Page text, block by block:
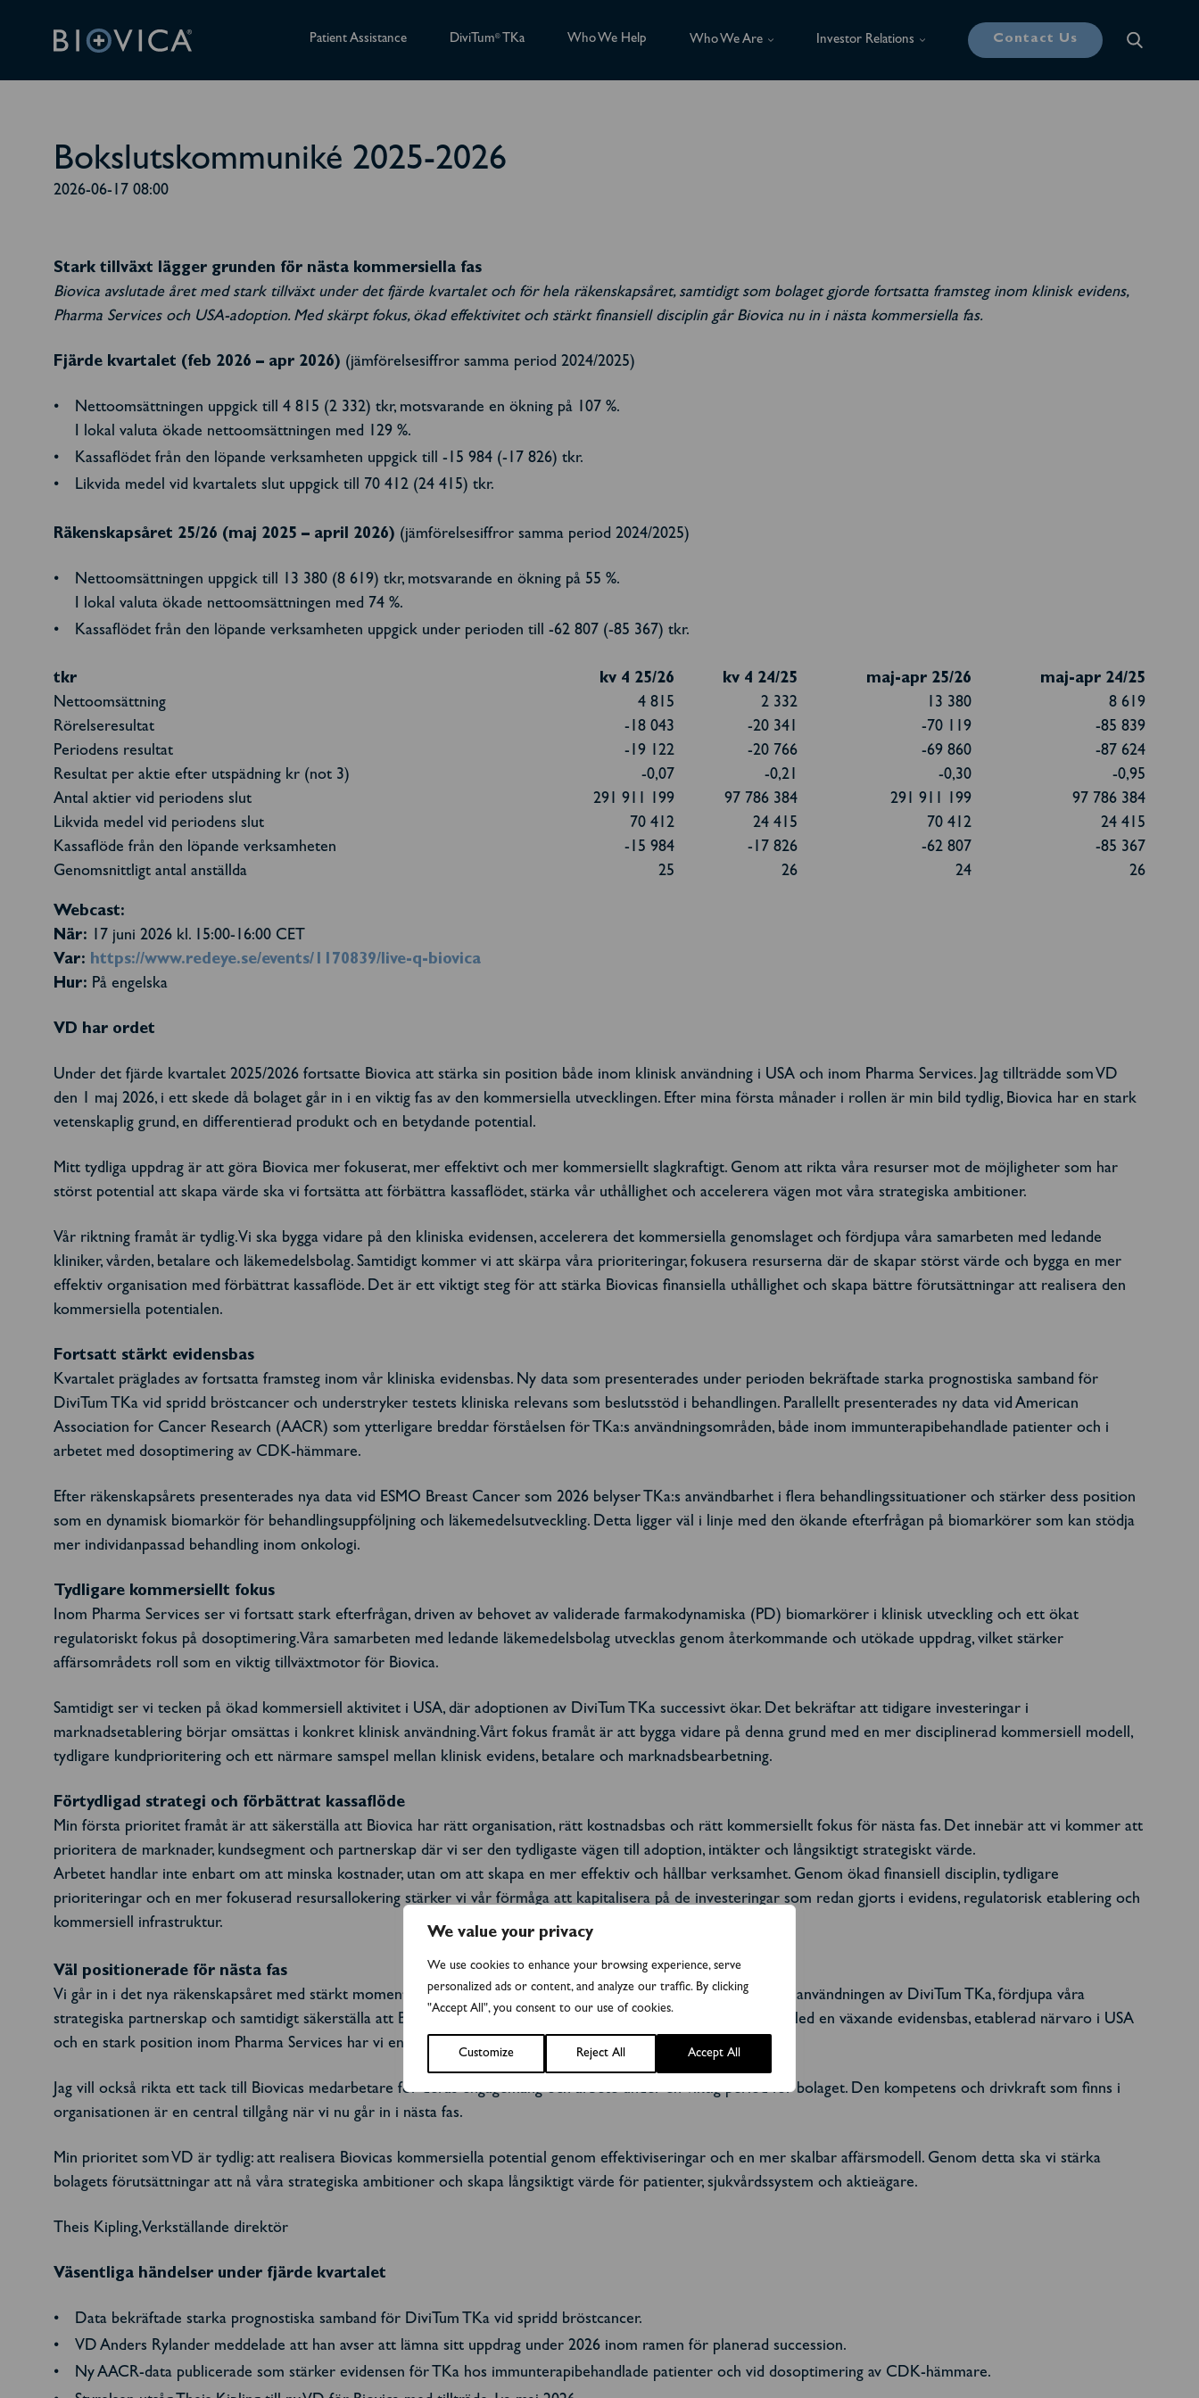
We value your privacy
We use cookies to enhance your browsing experience, serve
personalized ads or content, and analyze our traffic. By clicking
"Accept All", you consent to our use of cookies.
Customize Reject All Accept All
Patient Assistance DiviTum® TKa Who We Help Who We Are Investor Relations Contact Us
Bokslutskommuniké 2025-2026
2026-06-17 08:00
Stark tillväxt lägger grunden för nästa kommersiella fas
Biovica avslutade året med stark tillväxt under det fjärde kvartalet och för hela räkenskapsåret, samtidigt som bolaget gjorde fortsatta framsteg inom klinisk evidens,
Pharma Services och USA-adoption. Med skärpt fokus, ökad effektivitet och stärkt finansiell disciplin går Biovica nu in i nästa kommersiella fas.
Fjärde kvartalet (feb 2026 – apr 2026) (jämförelsesiffror samma period 2024/2025)
Nettoomsättningen uppgick till 4 815 (2 332) tkr, motsvarande en ökning på 107 %.
I lokal valuta ökade nettoomsättningen med 129 %.
Kassaflödet från den löpande verksamheten uppgick till -15 984 (-17 826) tkr.
Likvida medel vid kvartalets slut uppgick till 70 412 (24 415) tkr.
Räkenskapsåret 25/26 (maj 2025 – april 2026) (jämförelsesiffror samma period 2024/2025)
Nettoomsättningen uppgick till 13 380 (8 619) tkr, motsvarande en ökning på 55 %.
I lokal valuta ökade nettoomsättningen med 74 %.
Kassaflödet från den löpande verksamheten uppgick under perioden till -62 807 (-85 367) tkr.
tkr kv 4 25/26 kv 4 24/25 maj-apr 25/26
maj-apr 24/25
Nettoomsättning
4 815 2 332 13 380
8 619
Rörelseresultat
-18 043 -20 341 -70 119
-85 839
Periodens resultat
-19 122 -20 766 -69 860
-87 624
Resultat per aktie efter utspädning kr (not 3)
-0,07 -0,21 -0,30
-0,95
Antal aktier vid periodens slut
291 911 199 97 786 384 291 911 199
97 786 384
Likvida medel vid periodens slut
70 412 24 415 70 412
24 415
Kassaflöde från den löpande verksamheten
-15 984 -17 826 -62 807
-85 367
Genomsnittligt antal anställda
25 26 24 26
Webcast:
När: 17 juni 2026 kl. 15:00-16:00 CET
Var: https://www.redeye.se/events/1170839/live-q-biovica
Hur: På engelska
VD har ordet
Under det fjärde kvartalet 2025/2026 fortsatte Biovica att stärka sin position både inom klinisk användning i USA och inom Pharma Services. Jag tillträdde som VD
den 1 maj 2026, i ett skede då bolaget går in i en viktig fas av den kommersiella utvecklingen. Efter mina första månader i rollen är min bild tydlig, Biovica har en stark
vetenskaplig grund, en differentierad produkt och en betydande potential.
Mitt tydliga uppdrag är att göra Biovica mer fokuserat, mer effektivt och mer kommersiellt slagkraftigt. Genom att rikta våra resurser mot de möjligheter som har
störst potential att skapa värde ska vi fortsätta att förbättra kassaflödet, stärka vår uthållighet och accelerera vägen mot våra strategiska ambitioner.
Vår riktning framåt är tydlig. Vi ska bygga vidare på den kliniska evidensen, accelerera det kommersiella genomslaget och fördjupa våra samarbeten med ledande
kliniker, vården, betalare och läkemedelsbolag. Samtidigt kommer vi att skärpa våra prioriteringar, fokusera resurserna där de skapar störst värde och bygga en mer
effektiv organisation med förbättrat kassaflöde. Det är ett viktigt steg för att stärka Biovicas finansiella uthållighet och skapa bättre förutsättningar att realisera den
kommersiella potentialen.
Fortsatt stärkt evidensbas
Kvartalet präglades av fortsatta framsteg inom vår kliniska evidensbas. Ny data som presenterades under perioden bekräftade starka prognostiska samband för
DiviTum TKa vid spridd bröstcancer och understryker testets kliniska relevans som beslutsstöd i behandlingen. Parallellt presenterades ny data vid American
Association for Cancer Research (AACR) som ytterligare breddar förståelsen för TKa:s användningsområden, både inom immunterapibehandlade patienter och i
arbetet med dosoptimering av CDK-hämmare.
Efter räkenskapsårets presenterades nya data vid ESMO Breast Cancer som 2026 belyser TKa:s användbarhet i flera behandlingssituationer och stärker dess position
som en dynamisk biomarkör för behandlingsuppföljning och läkemedelsutveckling. Detta ligger väl i linje med den ökande efterfrågan på biomarkörer som kan stödja
mer individanpassad behandling inom onkologi.
Tydligare kommersiellt fokus
Inom Pharma Services ser vi fortsatt stark efterfrågan, driven av behovet av validerade farmakodynamiska (PD) biomarkörer i klinisk utveckling och ett ökat
regulatoriskt fokus på dosoptimering. Våra samarbeten med ledande läkemedelsbolag utvecklas genom återkommande och utökade uppdrag, vilket stärker
affärsområdets roll som en viktig tillväxtmotor för Biovica.
Samtidigt ser vi tecken på ökad kommersiell aktivitet i USA, där adoptionen av DiviTum TKa successivt ökar. Det bekräftar att tidigare investeringar i
marknadsetablering börjar omsättas i konkret klinisk användning. Vårt fokus framåt är att bygga vidare på denna grund med en mer disciplinerad kommersiell modell,
tydligare kundprioritering och ett närmare samspel mellan klinisk evidens, betalare och marknadsbearbetning.
Förtydligad strategi och förbättrat kassaflöde
Min första prioritet framåt är att säkerställa att Biovica har rätt organisation, rätt kostnadsbas och rätt kommersiellt fokus för nästa fas. Det innebär att vi kommer att
prioritera de marknader, kundsegment och partnerskap där vi ser den tydligaste vägen till adoption, intäkter och långsiktigt strategiskt värde.
Arbetet handlar inte enbart om att minska kostnader, utan om att skapa en mer effektiv och hållbar verksamhet. Genom ökad finansiell disciplin, tydligare
prioriteringar och en mer fokuserad resursallokering stärker vi vår förmåga att kapitalisera på de investeringar som redan gjorts i evidens, regulatorisk etablering och
kommersiell infrastruktur.
Väl positionerade för nästa fas
Vi går in i det nya räkenskapsåret med stärkt momentum och ett tydligt fokus: att accelerera adoptionen, bredda användningen av DiviTum TKa, fördjupa våra
strategiska partnerskap och samtidigt säkerställa att Biovica drivs med större effektivitet och finansiell disciplin. Med en växande evidensbas, etablerad närvaro i USA
och en stark position inom Pharma Services har vi en solid plattform för nästa fas i bolagets utveckling.
Jag vill också rikta ett tack till Biovicas medarbetare för deras engagemang och arbete under en viktig period för bolaget. Den kompetens och drivkraft som finns i
organisationen är en central tillgång när vi nu går in i nästa fas.
Min prioritet som VD är tydlig: att realisera Biovicas kommersiella potential genom effektiviseringar och en mer skalbar affärsmodell. Genom detta ska vi stärka
bolagets förutsättningar att nå våra strategiska ambitioner och skapa långsiktigt värde för patienter, sjukvårdssystem och aktieägare.
Theis Kipling, Verkställande direktör
Väsentliga händelser under fjärde kvartalet
Data bekräftade starka prognostiska samband för DiviTum TKa vid spridd bröstcancer.
VD Anders Rylander meddelade att han avser att lämna sitt uppdrag under 2026 inom ramen för planerad succession.
Ny AACR-data publicerade som stärker evidensen för TKa hos immunterapibehandlade patienter och vid dosoptimering av CDK-hämmare.